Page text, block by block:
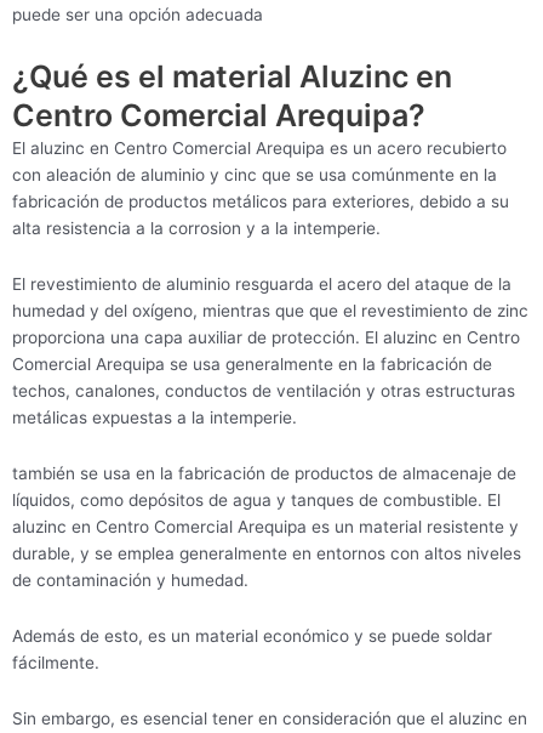
puede ser una opción adecuada
¿Qué es el material Aluzinc en
Centro Comercial Arequipa?
El aluzinc en Centro Comercial Arequipa es un acero recubierto
con aleación de aluminio y cinc que se usa comúnmente en la
fabricación de productos metálicos para exteriores, debido a su
alta resistencia a la corrosion y a la intemperie.
El revestimiento de aluminio resguarda el acero del ataque de la
humedad y del oxígeno, mientras que que el revestimiento de zinc
proporciona una capa auxiliar de protección. El aluzinc en Centro
Comercial Arequipa se usa generalmente en la fabricación de
techos, canalones, conductos de ventilación y otras estructuras
metálicas expuestas a la intemperie.
también se usa en la fabricación de productos de almacenaje de
líquidos, como depósitos de agua y tanques de combustible. El
aluzinc en Centro Comercial Arequipa es un material resistente y
durable, y se emplea generalmente en entornos con altos niveles
de contaminación y humedad.
Además de esto, es un material económico y se puede soldar
fácilmente.
Sin embargo, es esencial tener en consideración que el aluzinc en